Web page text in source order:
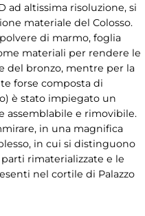
ad altissima risoluzione, si
materiale del Colosso.
di marmo, foglia
materiali per rendere le
del bronzo, mentre per la
forse composta di
è stato impiegato un
e rimovibile.
in una magnifica
in cui si distinguono
rimaterializzate e le
nel cortile di Palazzo